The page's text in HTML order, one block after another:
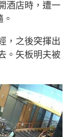
酒店時，遭一
，之後突揮出
。矢板明夫被